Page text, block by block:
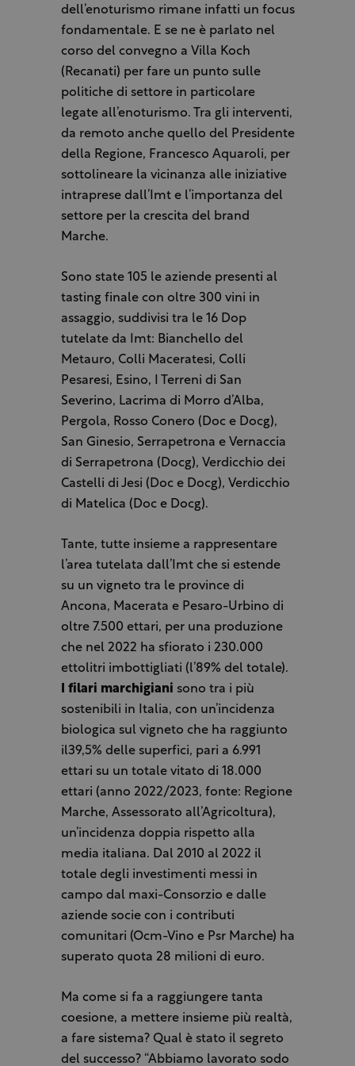
dell’enoturismo rimane infatti un focus
fondamentale. E se ne è parlato nel
corso del convegno a Villa Koch
(Recanati) per fare un punto sulle
politiche di settore in particolare
legate all’enoturismo. Tra gli interventi,
da remoto anche quello del Presidente
della Regione, Francesco Aquaroli, per
sottolineare la vicinanza alle iniziative
intraprese dall’Imt e l’importanza del
settore per la crescita del brand
Marche.
Sono state 105 le aziende presenti al
tasting finale con oltre 300 vini in
assaggio, suddivisi tra le 16 Dop
tutelate da Imt: Bianchello del
Metauro, Colli Maceratesi, Colli
Pesaresi, Esino, I Terreni di San
Severino, Lacrima di Morro d’Alba,
Pergola, Rosso Conero (Doc e Docg),
San Ginesio, Serrapetrona e Vernaccia
di Serrapetrona (Docg), Verdicchio dei
Castelli di Jesi (Doc e Docg), Verdicchio
di Matelica (Doc e Docg).
Tante, tutte insieme a rappresentare
l’area tutelata dall’Imt che si estende
su un vigneto tra le province di
Ancona, Macerata e Pesaro-Urbino di
oltre 7.500 ettari, per una produzione
che nel 2022 ha sfiorato i 230.000
ettolitri imbottigliati (l’89% del totale).
I filari marchigiani sono tra i più
sostenibili in Italia, con un’incidenza
biologica sul vigneto che ha raggiunto
il39,5% delle superfici, pari a 6.991
ettari su un totale vitato di 18.000
ettari (anno 2022/2023, fonte: Regione
Marche, Assessorato all’Agricoltura),
un’incidenza doppia rispetto alla
media italiana. Dal 2010 al 2022 il
totale degli investimenti messi in
campo dal maxi-Consorzio e dalle
aziende socie con i contributi
comunitari (Ocm-Vino e Psr Marche) ha
superato quota 28 milioni di euro.
Ma come si fa a raggiungere tanta
coesione, a mettere insieme più realtà,
a fare sistema? Qual è stato il segreto
del successo? “Abbiamo lavorato sodo